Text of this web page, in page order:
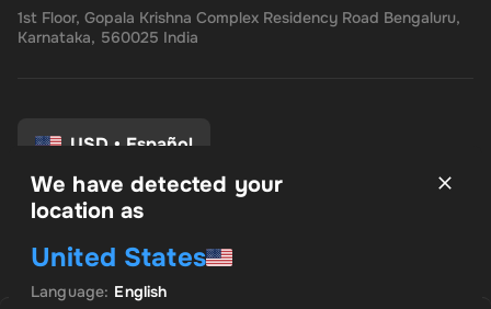
1st Floor, Gopala Krishna Complex Residency Road Bengaluru,
Karnataka, 560025 India
USD • Español
política de privacidad
Politica de reembolso
Preferencias de consentimiento
We have detected your
location as
United States
Language: English